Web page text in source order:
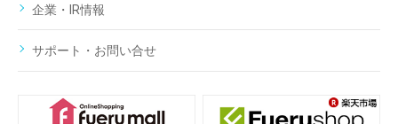
企業・IR情報
サポート・お問い合せ